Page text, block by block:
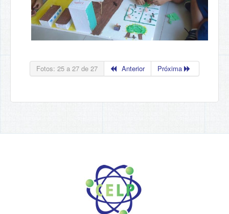
Fotos: 25 a 27 de 27 Anterior Próxima